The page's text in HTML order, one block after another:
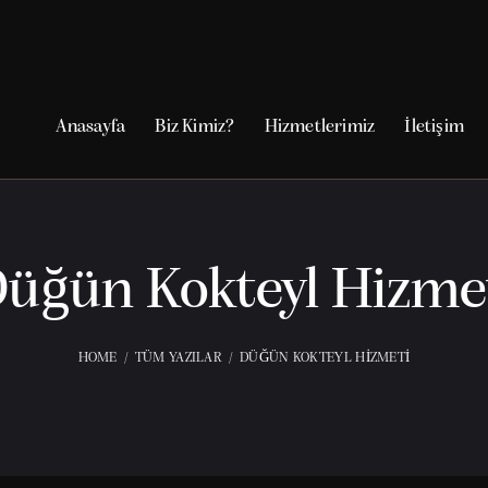
Anasayfa Biz Kimiz? Hizmetlerimiz İletişim
Kokteyl
HOME TÜM YAZILAR DÜĞÜN KOKTEYL HIZMETI